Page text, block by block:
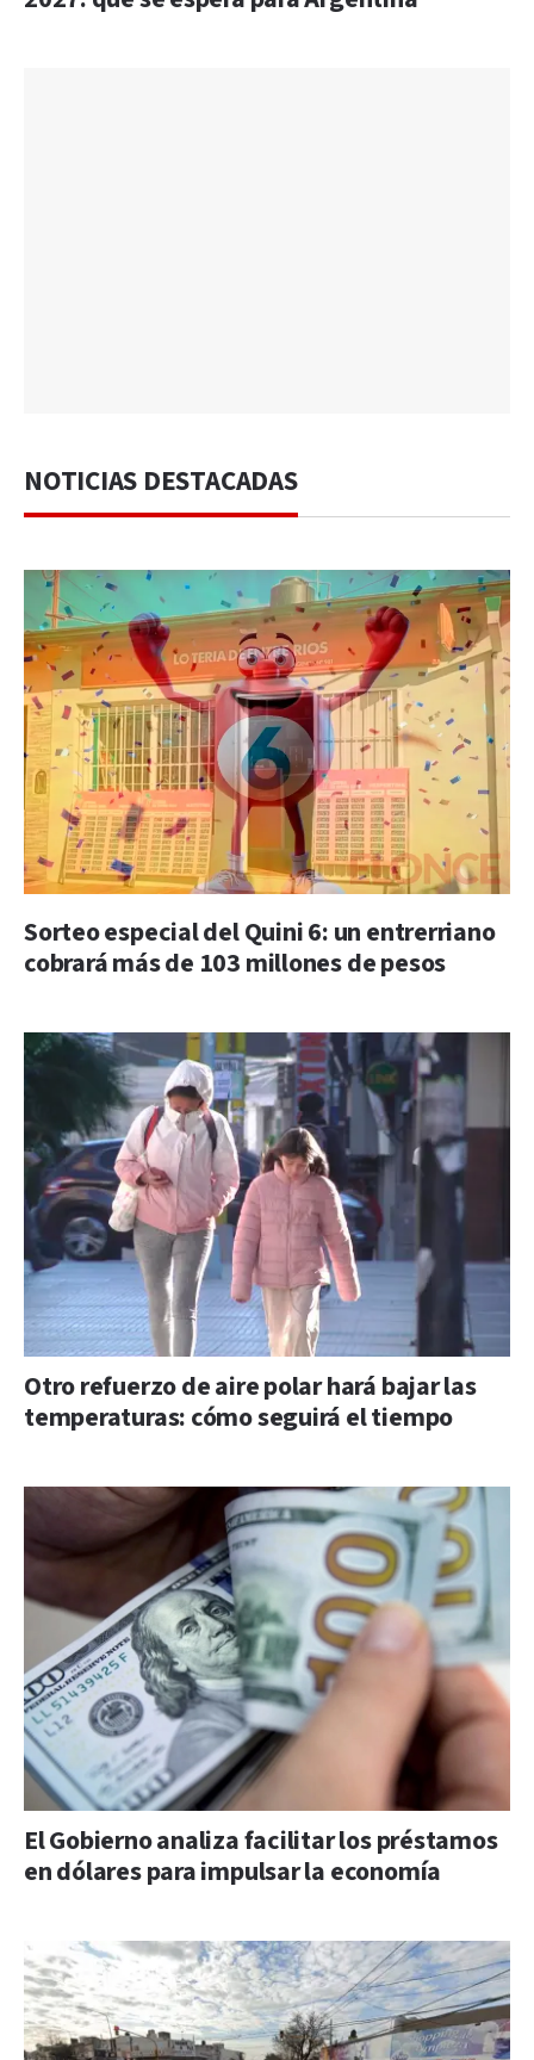
NOTICIAS DESTACADAS
Sorteo especial del Quini 6: un entrerriano
cobrará más de 103 millones de pesos
Otro refuerzo de aire polar hará bajar las
temperaturas: cómo seguirá el tiempo
El Gobierno analiza facilitar los préstamos
en dólares para impulsar la economía